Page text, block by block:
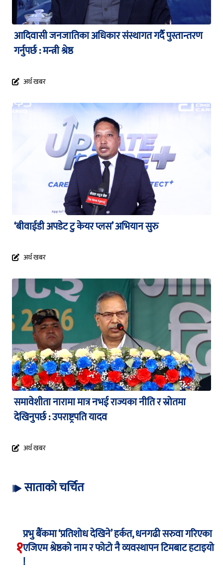
आदिवासी जनजातिका अधिकार संस्थागत गर्दै पुस्तान्तरण
गर्नुपर्छ : मन्त्री श्रेष्ठ
अर्थ खबर
‘बीवाईडी अपडेट टु केयर प्लस’ अभियान सुरु
अर्थ खबर
समावेशीता नारामा मात्र नभई राज्यका नीति र स्रोतमा
देखिनुपर्छ : उपराष्ट्रपति यादव
अर्थ खबर
साताको चर्चित
१
प्रभु बैंकमा ‘प्रतिशोध देखिने’ हर्कत, धनगढी सरुवा गरिएका
एजिएम श्रेष्ठको नाम र फोटो नै व्यवस्थापन टिमबाट हटाइयो
!